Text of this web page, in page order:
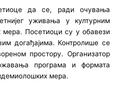
да се, ради очувања
уживања у културним
мера. Посетиоци су у обавези
догађајима. Контролише се
простору. Организатор
програма и формата
мера.